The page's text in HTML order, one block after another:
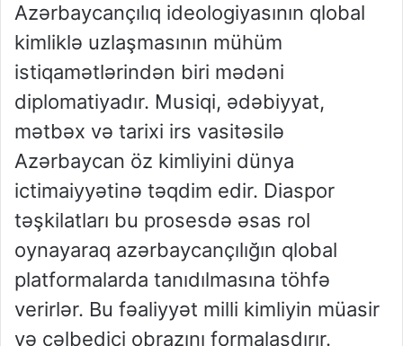
Azərbaycançılıq ideologiyasının qlobal
kimliklə uzlaşmasının mühüm
istiqamətlərindən biri mədəni
diplomatiyadır. Musiqi, ədəbiyyat,
mətbəx və tarixi irs vasitəsilə
Azərbaycan öz kimliyini dünya
ictimaiyyətinə təqdim edir. Diaspor
təşkilatları bu prosesdə əsas rol
oynayaraq azərbaycançılığın qlobal
platformalarda tanıdılmasına töhfə
verirlər. Bu fəaliyyət milli kimliyin müasir
və cəlbedici obrazını formalaşdırır.